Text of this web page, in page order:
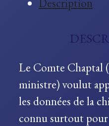
Description
Le Comte Chaptal
ministre) voulut
les données de la
connu surtout